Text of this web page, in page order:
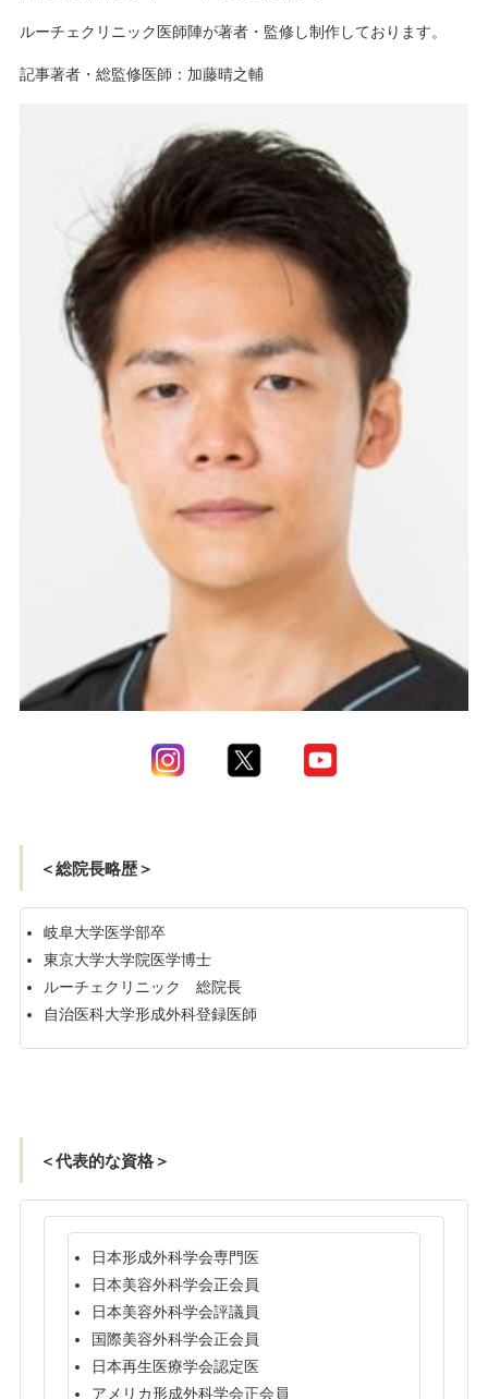
ルーチェクリニック医師陣が著者・監修し制作しております。
記事著者・総監修医師：加藤晴之輔
＜総院長略歴＞
岐阜大学医学部卒
東京大学大学院医学博士
ルーチェクリニック 総院長
自治医科大学形成外科登録医師
＜代表的な資格＞
日本形成外科学会専門医
日本美容外科学会正会員
日本美容外科学会評議員
国際美容外科学会正会員
日本再生医療学会認定医
アメリカ形成外科学会正会員